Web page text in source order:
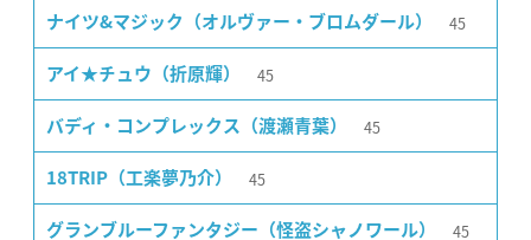
ナイツ&マジック（オルヴァー・ブロムダール） 45
アイ★チュウ（折原輝） 45
バディ・コンプレックス（渡瀬青葉） 45
18TRIP（工楽夢乃介） 45
グランブルーファンタジー（怪盗シャノワール） 45